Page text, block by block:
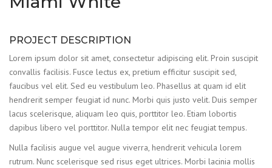
PROJECT DESCRIPTION
Lorem ipsum dolor sit amet, consectetur adipiscing elit. Proin suscipit
convallis facilisis. Fusce lectus ex, pretium efficitur suscipit sed,
faucibus vel elit. Sed eu vestibulum leo. Phasellus at quam id elit
hendrerit semper feugiat id nunc. Morbi quis justo velit. Duis semper
lacus scelerisque, aliquam leo quis, porttitor leo. Etiam lobortis
dapibus libero vel porttitor. Nulla tempor elit nec feugiat tempus.
Nulla facilisis augue vel augue viverra, hendrerit vehicula lorem
rutrum. Nunc scelerisque sed risus eget ultrices. Morbi lacinia mollis